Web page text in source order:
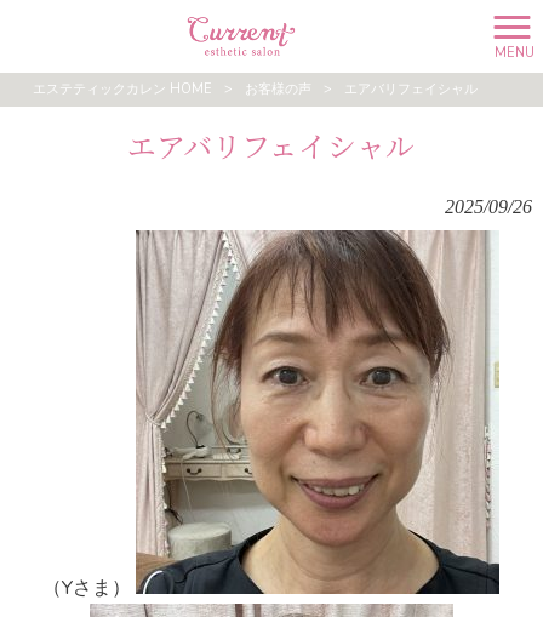
MENU
エステティックカレン HOME
> お客様の声 > エアバリフェイシャル
エアバリフェイシャル
2025/09/26
（Yさま）